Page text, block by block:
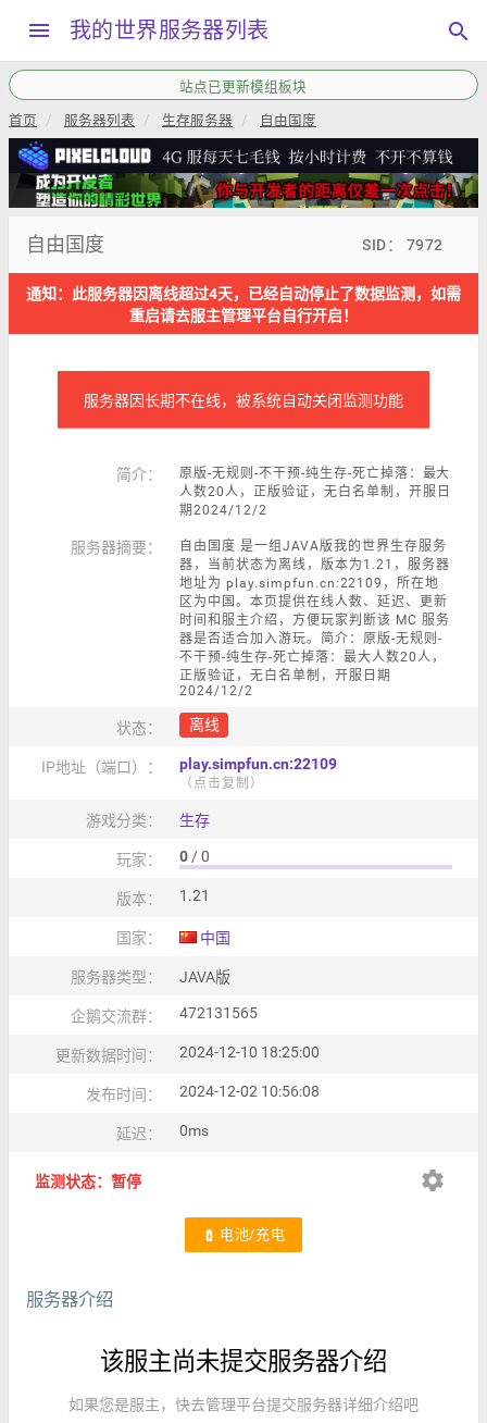
menu 我的世界服务器列表 search
本站QQ交流群792034208，加群请备注“服主”
首页 服务器列表 生存服务器 自由国度
自由国度 SID： 7972
通知：此服务器因离线超过4天，已经自动停止了数据监测，如需
重启请去服主管理平台自行开启！
服务器因长期不在线，被系统自动关闭监测功能
简介：
原版-无规则-不干预-纯生存-死亡掉落：最大
人数20人，正版验证，无白名单制，开服日
期2024/12/2
服务器摘要：
自由国度 是一组JAVA版我的世界生存服务
器，当前状态为离线，版本为1.21，服务器
地址为 play.simpfun.cn:22109，所在地
区为中国。本页提供在线人数、延迟、更新
时间和服主介绍，方便玩家判断该 MC 服务
器是否适合加入游玩。简介：原版-无规则-
不干预-纯生存-死亡掉落：最大人数20人，
正版验证，无白名单制，开服日期
2024/12/2
状态： 离线
IP地址（端口）： play.simpfun.cn:22109
（点击复制）
游戏分类： 生存
玩家： 0 / 0
版本： 1.21
国家： 中国
服务器类型： JAVA版
企鹅交流群： 472131565
更新数据时间： 2024-12-10 18:25:00
发布时间： 2024-12-02 10:56:08
延迟： 0ms
监测状态：暂停 settings
battery_charging_full 电池/充电
服务器介绍
该服主尚未提交服务器介绍
如果您是服主，快去管理平台提交服务器详细介绍吧